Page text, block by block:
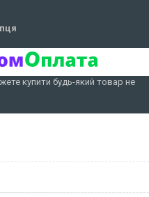
купити будь-який товар не